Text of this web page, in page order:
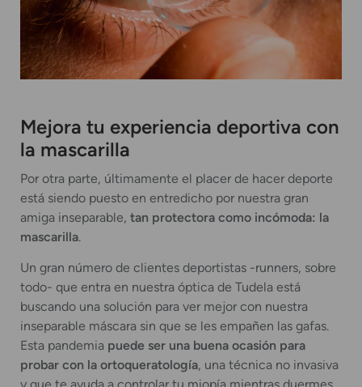
Mejora tu experiencia deportiva con
la mascarilla
Por otra parte, últimamente el placer de hacer deporte
está siendo puesto en entredicho por nuestra gran
amiga inseparable, tan protectora como incómoda: la
mascarilla.
Un gran número de clientes deportistas -runners, sobre
todo- que entra en nuestra óptica de Tudela está
buscando una solución para ver mejor con nuestra
inseparable máscara sin que se les empañen las gafas.
Esta pandemia puede ser una buena ocasión para
probar con la ortoqueratología, una técnica no invasiva